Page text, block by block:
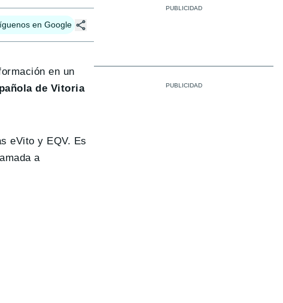
en Google
en un
de Vitoria
eVito y EQV. Es
a